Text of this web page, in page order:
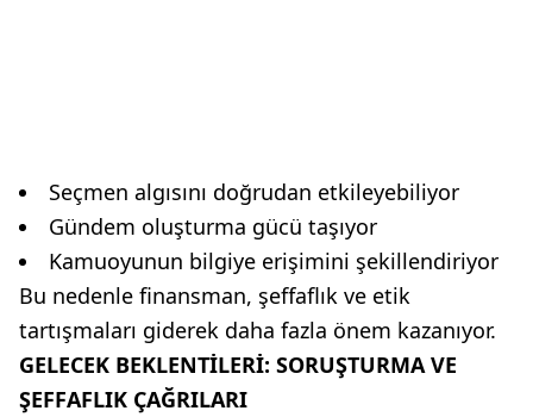
Seçmen algısını doğrudan etkileyebiliyor
Gündem oluşturma gücü taşıyor
Kamuoyunun bilgiye erişimini şekillendiriyor
Bu nedenle finansman, şeffaflık ve etik
tartışmaları giderek daha fazla önem kazanıyor.
GELECEK BEKLENTİLERİ: SORUŞTURMA VE
ŞEFFAFLIK ÇAĞRILARI